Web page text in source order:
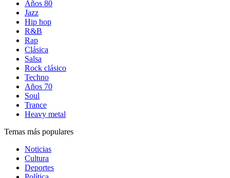
Años 80
Jazz
Hip hop
R&B
Rap
Clásica
Salsa
Rock clásico
Techno
Años 70
Soul
Trance
Heavy metal
Temas más populares
Noticias
Cultura
Deportes